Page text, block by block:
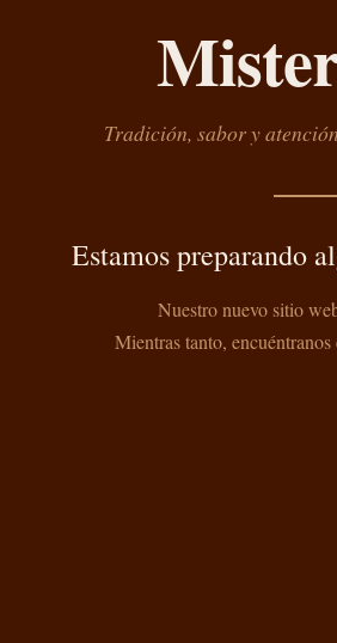
Tradición, sabor y
Estamos preparando
Nuestro nuevo sitio
Mientras tanto, encuéntranos